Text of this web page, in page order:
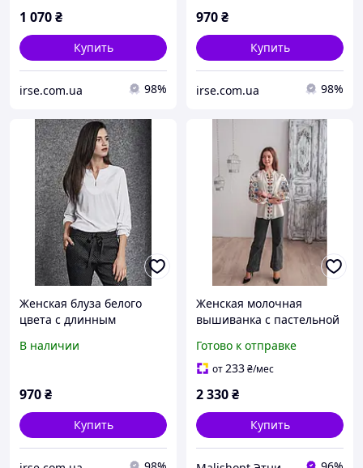
1 070₴
Купить
irse.com.ua 98%
970₴
Купить
irse.com.ua 98%
Женская блуза белого
цвета с длинным
Enny, Польша 48
В наличии
970₴
Купить
Женская молочная
вышиванка с пастельной
голубых и коричневых
тонах, 2XL
Готово к отправке
от233₴/мес
2 330₴
Купить